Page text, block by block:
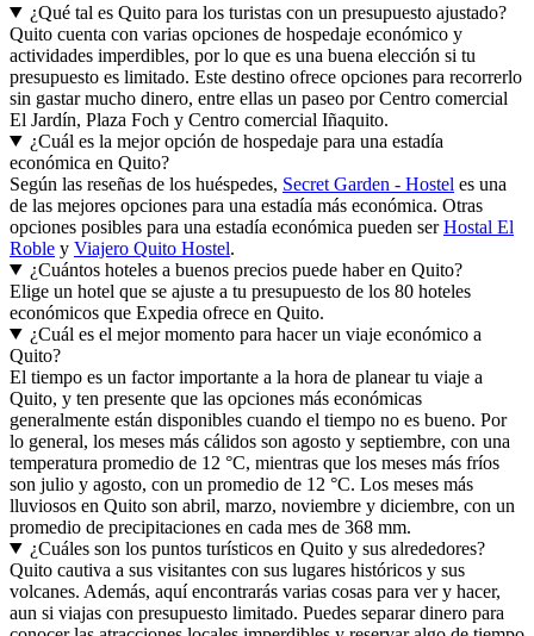
¿Qué tal es Quito para los turistas con un presupuesto ajustado?
Quito cuenta con varias opciones de hospedaje económico y
actividades imperdibles, por lo que es una buena elección si tu
presupuesto es limitado. Este destino ofrece opciones para recorrerlo
sin gastar mucho dinero, entre ellas un paseo por Centro comercial
El Jardín, Plaza Foch y Centro comercial Iñaquito.
¿Cuál es la mejor opción de hospedaje para una estadía
económica en Quito?
Según las reseñas de los huéspedes, Secret Garden - Hostel es una
de las mejores opciones para una estadía más económica. Otras
opciones posibles para una estadía económica pueden serHostal El
Roble y Viajero Quito Hostel.
¿Cuántos hoteles a buenos precios puede haber en Quito?
Elige un hotel que se ajuste a tu presupuesto de los 80 hoteles
económicos que Expedia ofrece en Quito.
¿Cuál es el mejor momento para hacer un viaje económico a
Quito?
El tiempo es un factor importante a la hora de planear tu viaje a
Quito, y ten presente que las opciones más económicas
generalmente están disponibles cuando el tiempo no es bueno. Por
lo general, los meses más cálidos son agosto y septiembre, con una
temperatura promedio de 12 °C, mientras que los meses más fríos
son julio y agosto, con un promedio de 12 °C. Los meses más
lluviosos en Quito son abril, marzo, noviembre y diciembre, con un
promedio de precipitaciones en cada mes de 368 mm.
¿Cuáles son los puntos turísticos en Quito y sus alrededores?
Quito cautiva a sus visitantes con sus lugares históricos y sus
volcanes. Además, aquí encontrarás varias cosas para ver y hacer,
aun si viajas con presupuesto limitado. Puedes separar dinero para